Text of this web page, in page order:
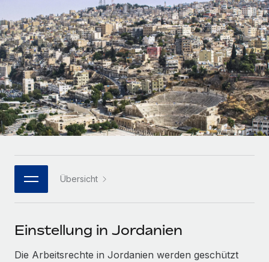
Auslagern von komplexen HR-Aufgaben
INFRASTRUKTUR
Remote Embedded
Nahtlose Integration der HR in bestehende Abläufe
Plattform
Integrierte HR-Kernfunktionen für dein Team
MCP
Integrationen
Tools
Agile HR- und Payroll-Lösungen für wachsende
Unternehmen
Mittelstand
Maßgeschneiderte HR-Lösungen, um Teams zu
vergrößern
Enterprise
Globale HR für Konzerne und Großunternehmen
PARTNER WERDEN
Flexible Einbettung von Global-HR-Funktionen in deine
Partner werden
Entdecke die Möglichkeiten einer Partnerschaft
Informationen zu möglichen Währungen und
Abwicklungsfristen für globale Freelancer:innen
LERNEN MIT REMOTE
Forschung und Leitfäden
Fallstudien
HR-Glossar
Bibliothek für Stellenbeschreibungen
Webinare
Events
Newsroom
Deutsch
Español
Italiano
Português (Portugal)
한국어 Übersicht
Einstellung in Jordanien
Die Arbeitsrechte in Jordanien werden geschützt